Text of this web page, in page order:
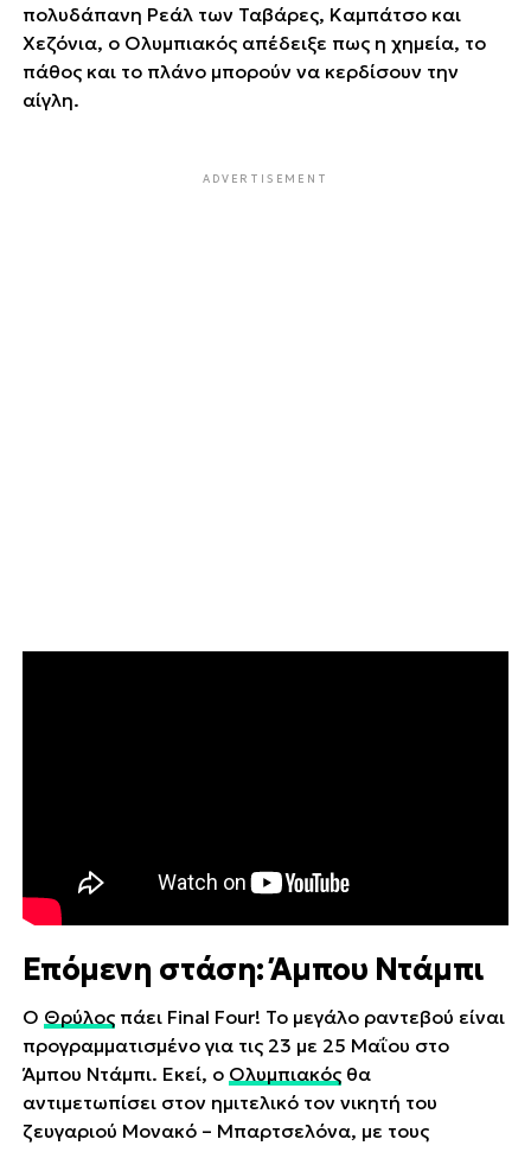
πολυδάπανη Ρεάλ των Ταβάρες, Καμπάτσο και
Χεζόνια, ο Ολυμπιακός απέδειξε πως η χημεία, το
πάθος και το πλάνο μπορούν να κερδίσουν την
αίγλη.
ADVERTISEMENT
Επόμενη στάση: Άμπου Ντάμπι
Ο Θρύλοςπάει Final Four! Το μεγάλο ραντεβού είναι
προγραμματισμένο για τις 23 με 25 Μαΐου στο
Άμπου Ντάμπι. Εκεί, ο Ολυμπιακόςθα
αντιμετωπίσει στον ημιτελικό τον νικητή του
ζευγαριού Μονακό – Μπαρτσελόνα, με τους